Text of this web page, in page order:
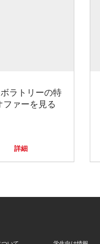
ボラトリーの特
ファーを見る
詳細